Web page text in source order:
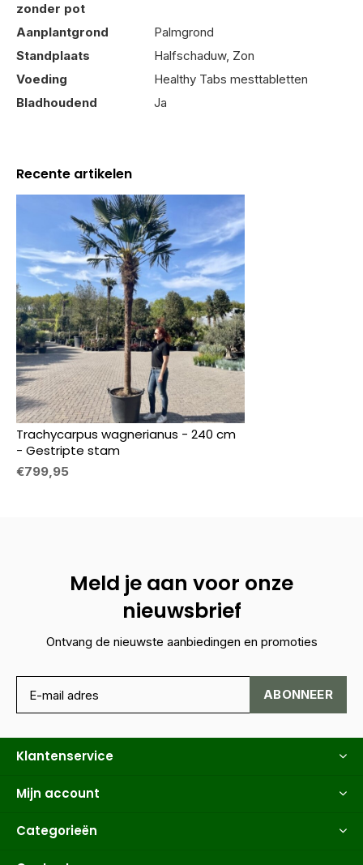
zonder pot
Aanplantgrond
Palmgrond
Standplaats
Halfschaduw, Zon
Voeding
Healthy Tabs mesttabletten
Bladhoudend
Ja
Recente artikelen
Trachycarpus wagnerianus - 240 cm
- Gestripte stam
€799,95
Meld je aan voor onze
nieuwsbrief
Ontvang de nieuwste aanbiedingen en promoties
ABONNEER
Klantenservice
Mijn account
Categorieën